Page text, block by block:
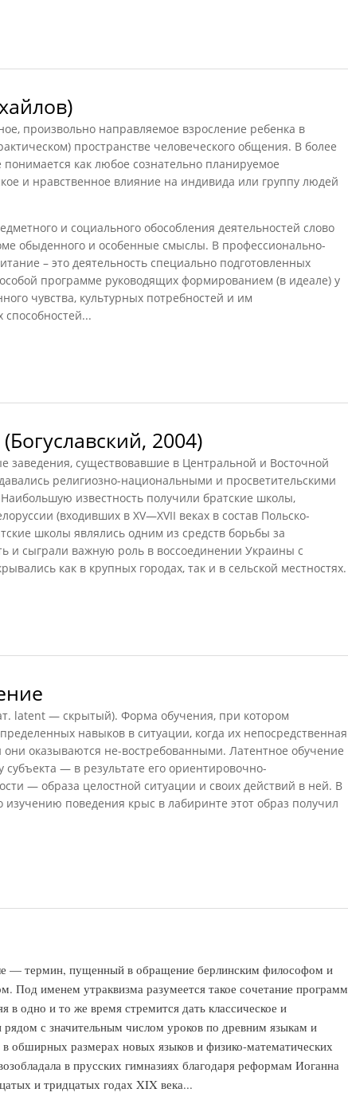
произвольно направляемое взросление ребенка в
пространстве человеческого общения. В более
как любое сознательно планируемое
и нравственное влияние на индивида или группу людей
и социального обособления деятельностей слово
обыденного и особенные смыслы. В профессионально-
– это деятельность специально подготовленных
программе руководящих формированием (в идеале) у
чувства, культурных потребностей и им
способностей...
2004)
существовавшие в Центральной и Восточной
религиозно-национальными и просветительскими
известность получили братские школы,
(входивших в XV—XVII веках в состав Польско-
школы являлись одним из средств борьбы за
и сыграли важную роль в воссоединении Украины с
как в крупных городах, так и в сельской местностях.
latent — скрытый). Форма обучения, при котором
навыков в ситуации, когда их непосредственная
оказываются не-востребованными. Латентное обучение
— в результате его ориентировочно-
— образа целостной ситуации и своих действий в ней. В
поведения крыс в лабиринте этот образ получил
термин, пущенный в обращение берлинским философом и
Под именем утраквизма разумеется такое сочетание программ
в одно и то же время стремится дать классическое и
рядом с значительным числом уроков по древним языкам и
в обширных размерах новых языков и физико-математических
в прусских гимназиях благодаря реформам Иоганна
и тридцатых годах XIX века...